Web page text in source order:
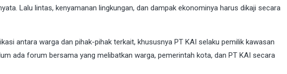
Lalu lintas, kenyamanan lingkungan, dan dampak ekonominya harus dikaji secara
antara warga dan pihak-pihak terkait, khususnya PT KAI selaku pemilik kawasan
ada forum bersama yang melibatkan warga, pemerintah kota, dan PT KAI secara